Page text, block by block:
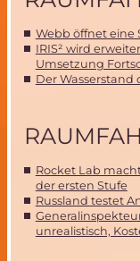
Webb öffnet eine
IRIS² wird
Umsetzung
Der
Rocket Lab
der ersten Stufe
Russland testet
unrealistisch,